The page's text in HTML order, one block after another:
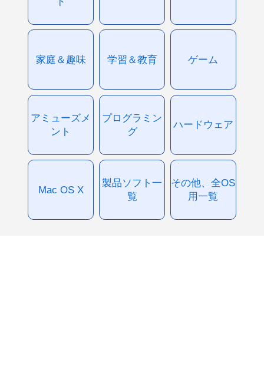
家庭＆趣味 学習＆教育 ゲーム
アミューズメ
ント
プログラミン
グ
ハードウェア
Mac OS X
製品ソフト一
覧
その他、全OS
用一覧